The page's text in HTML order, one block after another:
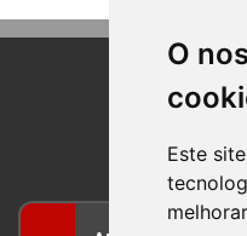
O
Este
BOM
RIO